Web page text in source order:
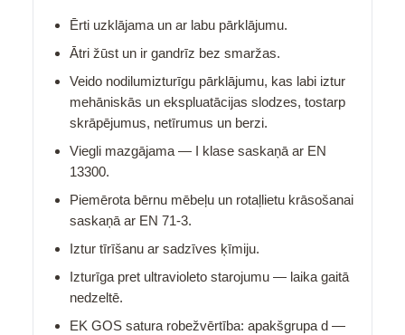
Ērti uzklājama un ar labu pārklājumu.
Ātri žūst un ir gandrīz bez smaržas.
Veido nodilumizturīgu pārklājumu, kas labi iztur
mehāniskās un ekspluatācijas slodzes, tostarp
skrāpējumus, netīrumus un berzi.
Viegli mazgājama — I klase saskaņā ar EN
13300.
Piemērota bērnu mēbeļu un rotaļlietu krāsošanai
saskaņā ar EN 71-3.
Iztur tīrīšanu ar sadzīves ķīmiju.
Izturīga pret ultravioleto starojumu — laika gaitā
nedzeltē.
EK GOS satura robežvērtība: apakšgrupa d —